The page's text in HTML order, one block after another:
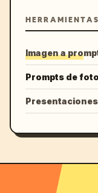
Imagen a
Prompts de
Presentaciones